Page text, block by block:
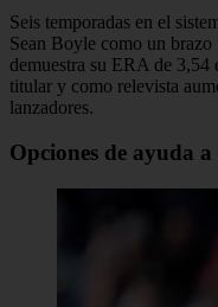
Seis temporadas en el
Sean Boyle como un
demuestra su ERA de 3,54
titular y como relevista
lanzadores.
Opciones de ayuda a